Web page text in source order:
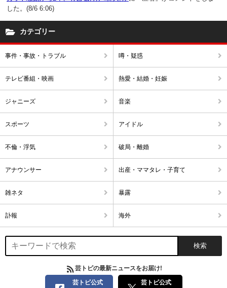
した。(8/6 6:06)
カテゴリー
事件・事故・トラブル 噂・疑惑
テレビ番組・映画 熱愛・結婚・妊娠
ジャニーズ 音楽
スポーツ アイドル
不倫・浮気 破局・離婚
アナウンサー 出産・ママタレ・子育て
雑ネタ 暴露
訃報 海外
芸トピの最新ニュースをお届け!
芸トピ公式
芸トピ公式